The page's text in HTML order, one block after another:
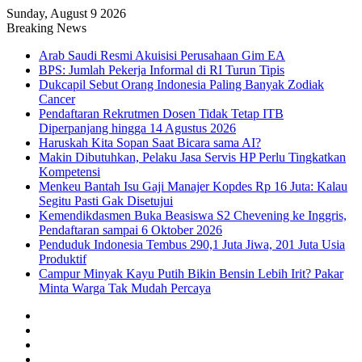
Sunday, August 9 2026
Breaking News
Arab Saudi Resmi Akuisisi Perusahaan Gim EA
BPS: Jumlah Pekerja Informal di RI Turun Tipis
Dukcapil Sebut Orang Indonesia Paling Banyak Zodiak
Cancer
Pendaftaran Rekrutmen Dosen Tidak Tetap ITB
Diperpanjang hingga 14 Agustus 2026
Haruskah Kita Sopan Saat Bicara sama AI?
Makin Dibutuhkan, Pelaku Jasa Servis HP Perlu Tingkatkan
Kompetensi
Menkeu Bantah Isu Gaji Manajer Kopdes Rp 16 Juta: Kalau
Segitu Pasti Gak Disetujui
Kemendikdasmen Buka Beasiswa S2 Chevening ke Inggris,
Pendaftaran sampai 6 Oktober 2026
Penduduk Indonesia Tembus 290,1 Juta Jiwa, 201 Juta Usia
Produktif
Campur Minyak Kayu Putih Bikin Bensin Lebih Irit? Pakar
Minta Warga Tak Mudah Percaya